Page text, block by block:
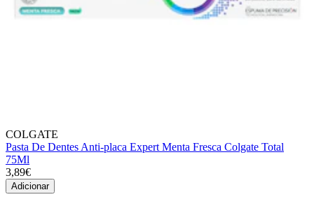
COLGATE
Pasta De Dentes Anti-placa Expert Menta Fresca Colgate Total
75Ml
3,89€
Adicionar